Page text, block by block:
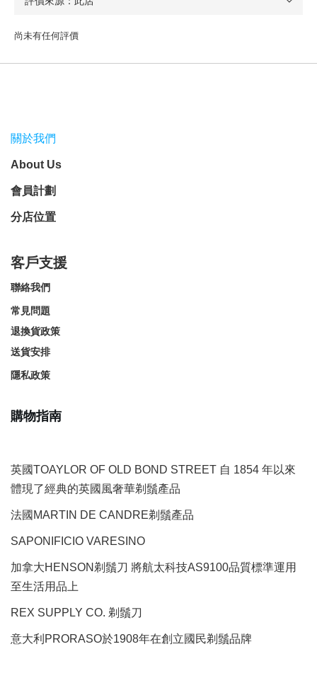
尚未有任何評價
關於我們
About Us
會員計劃
分店位置
客戶支援
聯絡我們
常見問題
退換貨政策
送貨安排
隱私政策
購物指南
英國TOAYLOR OF OLD BOND STREET 自 1854 年以來
體現了經典的英國風奢華剃鬚產品
法國MARTIN DE CANDRE剃鬚產品
SAPONIFICIO VARESINO
加拿大HENSON剃鬚刀 將航太科技AS9100品質標準運用
至生活用品上
REX SUPPLY CO. 剃鬚刀
意大利PRORASO於1908年在創立國民剃鬚品牌